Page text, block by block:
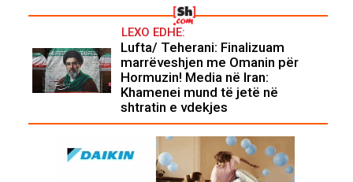
LEXO EDHE:
Lufta/ Teherani: Finalizuam
marrëveshjen me Omanin për
Hormuzin! Media në Iran:
Khamenei mund të jetë në
shtratin e vdekjes